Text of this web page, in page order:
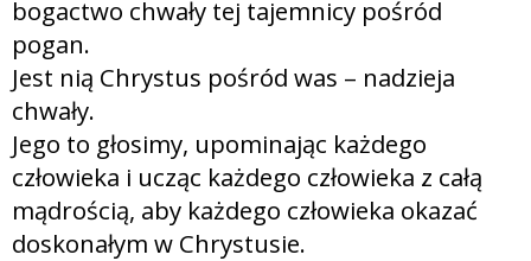
bogactwo chwały tej tajemnicy pośród
pogan.
Jest nią Chrystus pośród was – nadzieja
chwały.
Jego to głosimy, upominając każdego
człowieka i ucząc każdego człowieka z całą
mądrością, aby każdego człowieka okazać
doskonałym w Chrystusie.